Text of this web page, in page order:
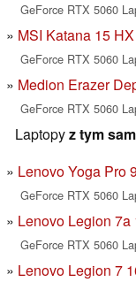
GeForce RTX 5060
MSI Katana 15
GeForce RTX 5060
Medion Erazer
GeForce RTX 5060
Laptopyz tym
Lenovo Yoga Pro
GeForce RTX 5060
Lenovo Legion 7a
GeForce RTX 5060
Lenovo Legion 7